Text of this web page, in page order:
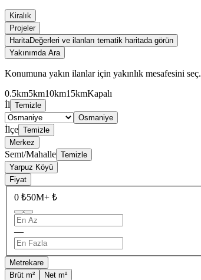
Kiralık
Projeler
HaritaDeğerleri ve ilanları tematik haritada görün
Yakınımda Ara
Konumuna yakın ilanlar için yakınlık mesafesini seç.
0.5km5km10km15kmKapalı
İl Temizle
Osmaniye
İlçe Temizle
Merkez
Semt/Mahalle Temizle
Yarpuz Köyü
Fiyat
0 ₺50M+ ₺
—
Metrekare
Brüt m²
Net m²